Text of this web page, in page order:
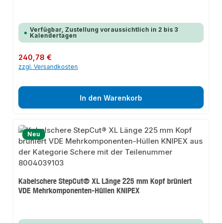
Verfügbar, Zustellung voraussichtlich in 2 bis 3
Kalendertagen
Regulärer Preis:
240,78 €
zzgl. Versandkosten
In den Warenkorb
Neu
Kabelschere StepCut® XL Länge 225 mm Kopf brüniert
VDE Mehrkomponenten-Hüllen KNIPEX